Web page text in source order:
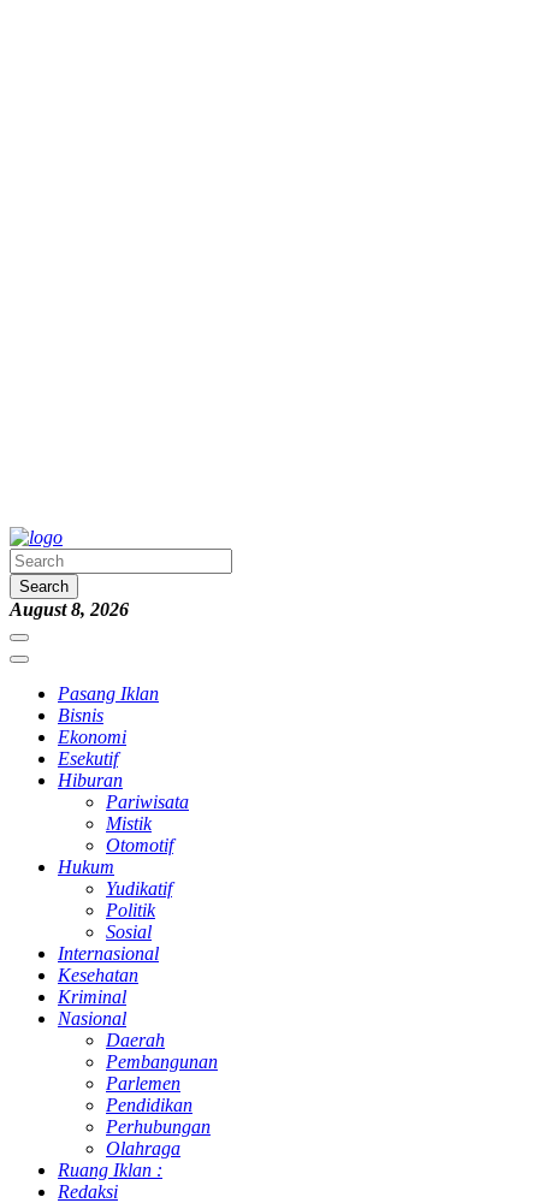
Search
August 8, 2026
Pasang Iklan
Bisnis
Ekonomi
Esekutif
Hiburan
Pariwisata
Mistik
Otomotif
Hukum
Yudikatif
Politik
Sosial
Internasional
Kesehatan
Kriminal
Nasional
Daerah
Pembangunan
Parlemen
Pendidikan
Perhubungan
Olahraga
Ruang Iklan :
Redaksi